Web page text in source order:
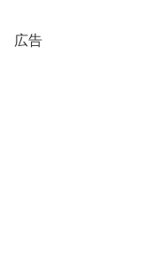
広告